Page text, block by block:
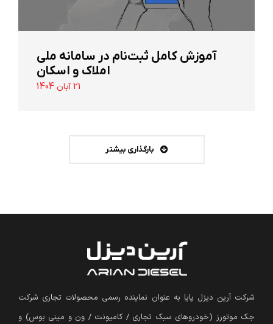
آموزش کامل ثبت‌نام در سامانه ملی
املاک و اسکان
21 آبان 1404
بارگذاری بیشتر
شرکت آرین دیزل پایا به عنوان نماینده رسمی محصولات تجاری شرکت
جک موتورز (خودروهای سبک تجاری / کامیونت / ون و مینی بوس) و